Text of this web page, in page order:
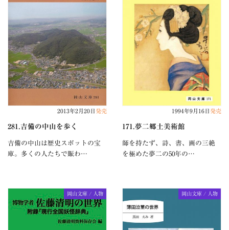
2013年2月20日 発売
281.吉備の中山を歩く
吉備の中山は歴史スポットの宝
庫。多くの人たちで賑わ…
1994年9月16日 発売
171.夢二郷土美術館
師を持たず、詩、書、画の三絶
を極めた夢二の50年の…
岡山文庫 / 人物 岡山文庫 / 人物